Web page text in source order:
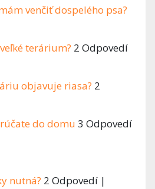
venčiť dospelého psa?
terárium? 2 Odpovedí
objavuje riasa? 2
do domu 3 Odpovedí
nutná? 2 Odpovedí |